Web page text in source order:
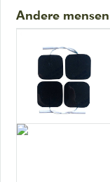
Andere